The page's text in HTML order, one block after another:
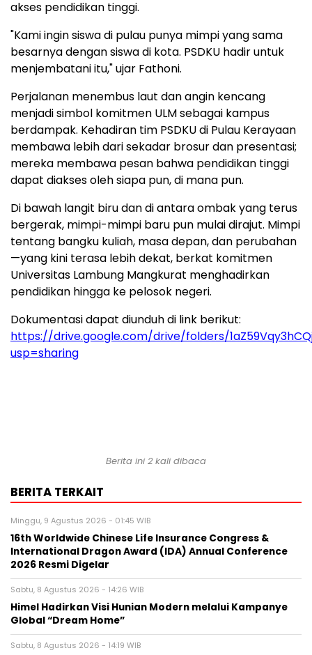
akses pendidikan tinggi.
"Kami ingin siswa di pulau punya mimpi yang sama
besarnya dengan siswa di kota. PSDKU hadir untuk
menjembatani itu," ujar Fathoni.
Perjalanan menembus laut dan angin kencang
menjadi simbol komitmen ULM sebagai kampus
berdampak. Kehadiran tim PSDKU di Pulau Kerayaan
membawa lebih dari sekadar brosur dan presentasi;
mereka membawa pesan bahwa pendidikan tinggi
dapat diakses oleh siapa pun, di mana pun.
Di bawah langit biru dan di antara ombak yang terus
bergerak, mimpi-mimpi baru pun mulai dirajut. Mimpi
tentang bangku kuliah, masa depan, dan perubahan
—yang kini terasa lebih dekat, berkat komitmen
Universitas Lambung Mangkurat menghadirkan
pendidikan hingga ke pelosok negeri.
Dokumentasi dapat diunduh di link berikut:
https://drive.google.com/drive/folders/
usp=sharing
Berita ini 2 kali dibaca
BERITA TERKAIT
Minggu, 9 Agustus 2026 - 01:45 WIB
16th Worldwide Chinese Life Insurance Congress &
International Dragon Award (IDA) Annual Conference
2026 Resmi Digelar
Sabtu, 8 Agustus 2026 - 14:26 WIB
Himel Hadirkan Visi Hunian Modern melalui Kampanye
Global “Dream Home”
Sabtu, 8 Agustus 2026 - 14:19 WIB